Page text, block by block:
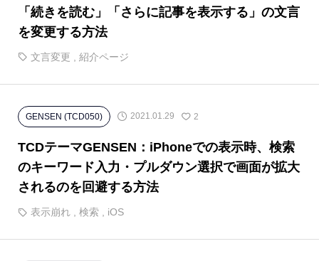
「続きを読む」「さらに記事を表示する」の文言
を変更する方法
文言変更 紹介ページ
GENSEN (TCD050) 2021.01.29 2
TCDテーマGENSEN：iPhoneでの表示時、検索
のキーワード入力・プルダウン選択で画面が拡大
されるのを回避する方法
表示崩れ 検索 iOS